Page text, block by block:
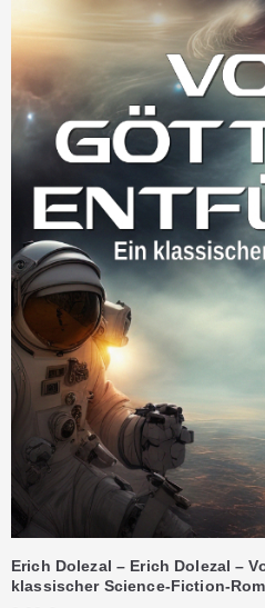
Erich Dolezal – Erich Dolezal –
klassischer Science-Fiction-